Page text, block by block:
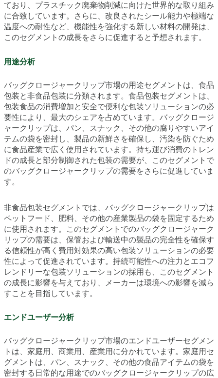
ており、プラスチック廃棄物削減に向けた世界的な取り組み
に合致しています。さらに、改良されたシール能力や極端な
温度への耐性など、機能性を強化する新しい材料の開発は、
このセグメントの成長をさらに促進すると予想されます。
用途分析
バッグクロージャークリップ市場の用途セグメントは、食品
包装と非食品包装に分類されます。食品包装セグメントは、
包装食品の消費増加と安全で便利な包装ソリューションの必
要性により、最大のシェアを占めています。バッグクロージ
ャークリップは、パン、スナック、その他の腐りやすいアイ
テムの袋を密封し、製品の新鮮さを確保し、汚染を防ぐため
に食品産業で広く使用されています。持ち運び消費のトレン
ドの成長と部分制御された包装の需要が、このセグメントで
のバッグクロージャークリップの需要をさらに促進していま
す。
非食品包装セグメントでは、バッグクロージャークリップは
ペットフード、肥料、その他の産業製品の袋を固定するため
に使用されます。このセグメントでのバッグクロージャーク
リップの需要は、保管および輸送中の製品の完全性を確保す
る信頼性が高く費用対効果の高い包装ソリューションの必要
性によって促進されています。持続可能性への注力とエコフ
レンドリーな包装ソリューションの採用も、このセグメント
の成長に影響を与えており、メーカーは環境への影響を減ら
すことを目指しています。
エンドユーザー分析
バッグクロージャークリップ市場のエンドユーザーセグメン
トは、家庭用、商業用、産業用に分かれています。家庭用セ
グメントは、パン、スナック、その他の食品アイテムの袋を
密封する日常的な用途でのバッグクロージャークリップの広